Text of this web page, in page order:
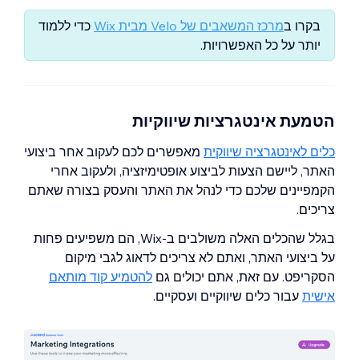
בקרו במרכז המשאבים של Velo מבית Wix
כדי ללמוד
יותר על כל האפשרויות.
הטמעת אינטגרציות שיווקיות
כלים לאינטגרציה שיווקית מאפשרים לכם לעקוב אחר ביצועי
האתר, ליישם הצעות לביצוע אופטימיזציה, ולעקוב אחרי
הקמפיינים שלכם כדי לנהל את האתר והעסק בצורה שאתם
צריכים.
בגלל שהכלים האלה משולבים ב-Wix, הם משפיעים פחות
על ביצועי האתר, ואתם לא צריכים לדאוג לגבי מיקום
הסקריפט. עם זאת, אתם יכולים גם להטמיע קוד מותאם
אישית עבור כלים שיווקיים ועסקיים.